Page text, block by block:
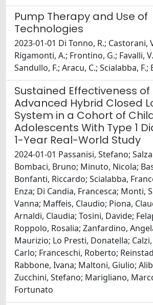
Pump Therapy and Use of
Technologies
2023-01-01 Di Tonno, R.; Castorani,
Rigamonti, A.; Frontino, G.; Favalli,
Sandullo, F.; Aracu, C.; Scialabba, F.;
Sustained Effectiveness of
Advanced Hybrid Closed
System in a Cohort of
Adolescents With Type 1
1-Year Real-World Study
2024-01-01 Passanisi, Stefano;
Bombaci, Bruno; Minuto, Nicola;
Bonfanti, Riccardo; Scialabba,
Enza; Di Candia, Francesca; Monti,
Vanna; Maffeis, Claudio; Piona,
Arnaldi, Claudia; Tosini, Davide;
Roppolo, Rosalia; Zanfardino,
Maurizio; Lo Presti, Donatella;
Carlo; Franceschi, Roberto;
Rabbone, Ivana; Maltoni, Giulio;
Zucchini, Stefano; Marigliano,
Fortunato